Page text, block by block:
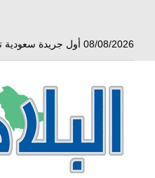
08/08/2026 أول جريدة سعودية تأسست في 27 ذو القعدة سنة 1350 هجري الموافق 3 أبريل 1932 ميلادي